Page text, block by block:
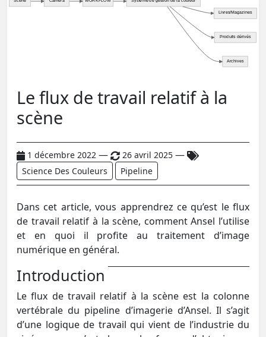
Le flux de travail relatif à la
scène
1 décembre 2022 — 26 avril 2025 —
Science Des Couleurs Pipeline
Dans cet article, vous apprendrez ce qu’est le flux
de travail relatif à la scène, comment Ansel l’utilise
et en quoi il profite au traitement d’image
numérique en général.
Introduction
Le flux de travail relatif à la scène est la colonne
vertébrale du pipeline d’imagerie d’Ansel. Il s’agit
d’une logique de travail qui vient de l’industrie du